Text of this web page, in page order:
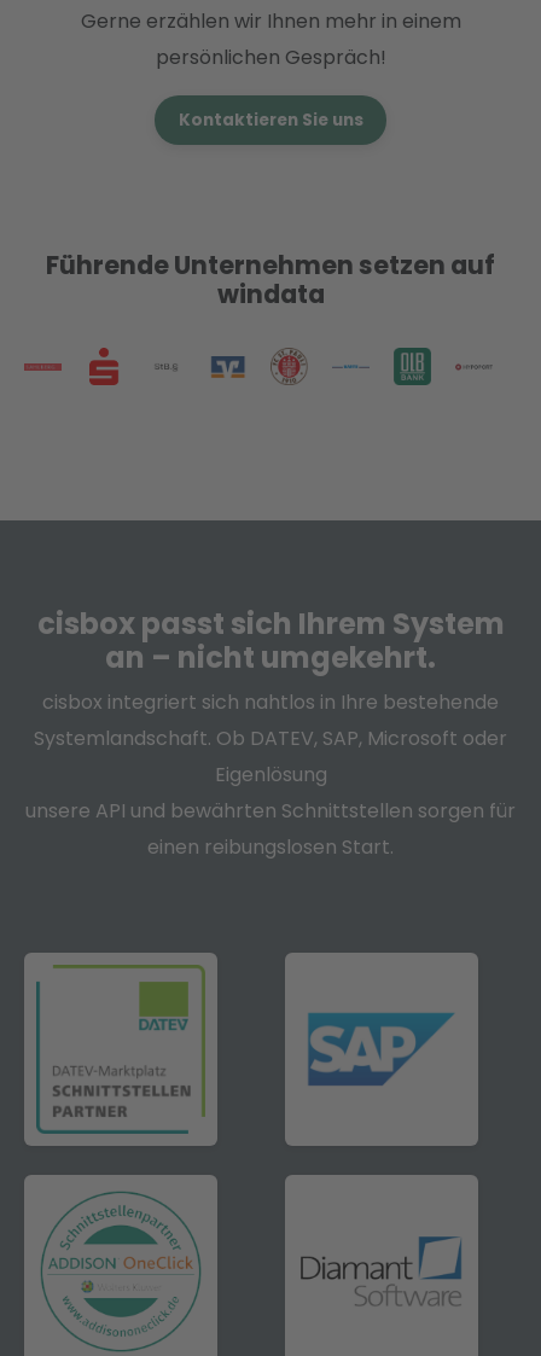
Gerne erzählen wir Ihnen mehr in einem
persönlichen Gespräch!
Kontaktieren Sie uns
Führende Unternehmen setzen auf
windata
cisbox passt sich Ihrem System
an – nicht umgekehrt.
cisbox integriert sich nahtlos in Ihre bestehende
Systemlandschaft. Ob DATEV, SAP, Microsoft oder
Eigenlösung
unsere API und bewährten Schnittstellen sorgen für
einen reibungslosen Start.